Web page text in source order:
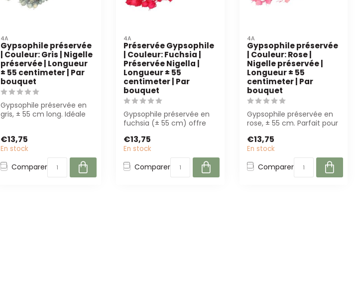
4A
Gypsophile préservée
| Couleur: Gris | Nigelle
préservée | Longueur
± 55 centimeter | Par
bouquet
Gypsophile préservée en
gris, ± 55 cm long. Idéale
€13,75
En stock
Comparer
4A
Préservée Gypsophile
| Couleur: Fuchsia |
Préservée Nigella |
Longueur ± 55
centimeter | Par
bouquet
Gypsophile préservée en
fuchsia (± 55 cm) offre
une tenue ...
€13,75
En stock
Comparer
4A
Gypsophile préservée
| Couleur: Rose |
Nigelle préservée |
Longueur ± 55
centimeter | Par
bouquet
Gypsophile préservée en
rose, ± 55 cm. Parfait pour
décora...
€13,75
En stock
Comparer